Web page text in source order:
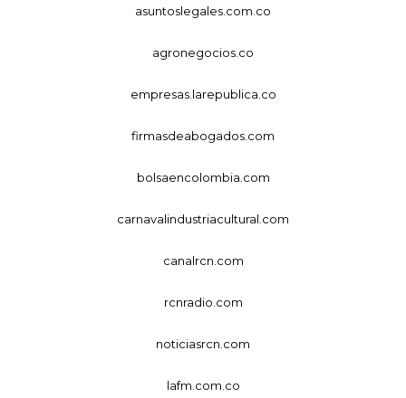
asuntoslegales.com.co
agronegocios.co
empresas.larepublica.co
firmasdeabogados.com
bolsaencolombia.com
carnavalindustriacultural.com
canalrcn.com
rcnradio.com
noticiasrcn.com
lafm.com.co